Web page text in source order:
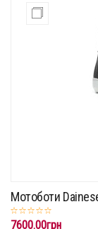
Мотоботи
7600.00грн